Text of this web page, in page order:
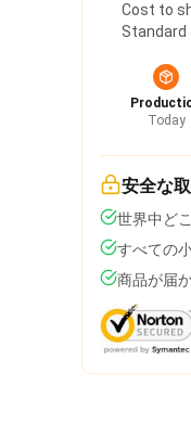
Cost to
Standard
Today
安全な取
世界中ど
すべての
商品が届